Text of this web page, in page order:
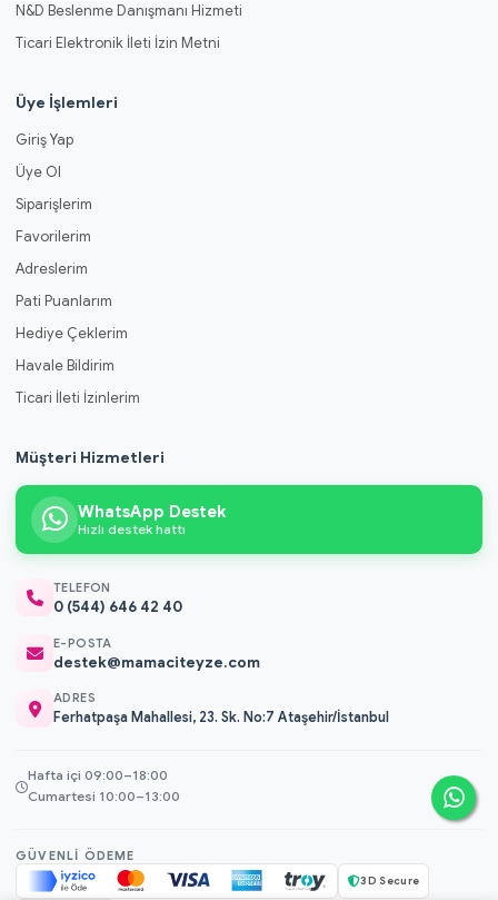
N&D Beslenme Danışmanı Hizmeti
Ticari Elektronik İleti İzin Metni
Üye İşlemleri
Giriş Yap
Üye Ol
Siparişlerim
Favorilerim
Adreslerim
Pati Puanlarım
Hediye Çeklerim
Havale Bildirim
Ticari İleti İzinlerim
Müşteri Hizmetleri
WhatsApp Destek
Hızlı destek hattı
TELEFON
0 (544) 646 42 40
E-POSTA
destek@mamaciteyze.com
ADRES
Ferhatpaşa Mahallesi, 23. Sk. No:7 Ataşehir/İstanbul
Hafta içi 09:00–18:00
Cumartesi 10:00–13:00
GÜVENLI ÖDEME
3D Secure